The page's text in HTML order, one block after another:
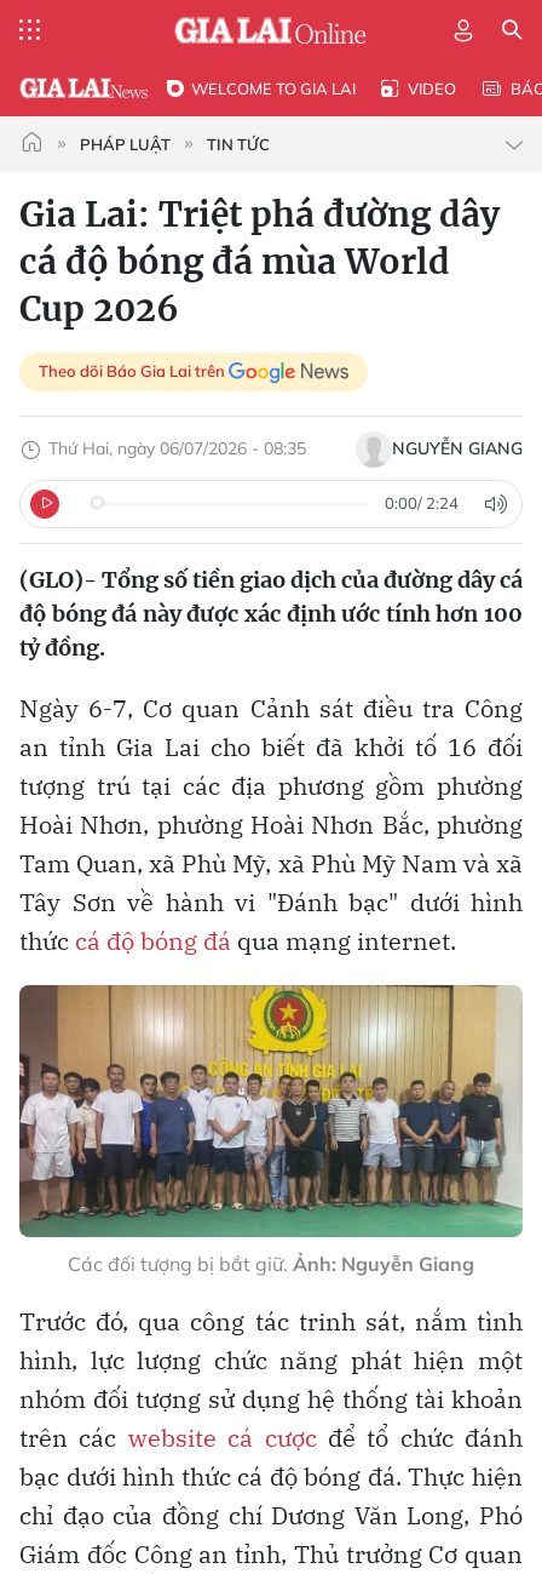
WELCOME TO GIA LAI VIDEO
PHÁP LUẬT TIN TỨC
Gia Lai: Triệt phá đường dây
cá độ bóng đá mùa World
Cup 2026
Theo dõi Báo Gia Lai trên
Thứ Hai, ngày 06/07/2026 - 08:35 NGUYỄN GIANG
0:00/ 2:24
(GLO)- Tổng số tiền giao dịch của đường dây cá
độ bóng đá này được xác định ước tính hơn 100
tỷ đồng.
Ngày 6-7, Cơ quan Cảnh sát điều tra Công
an tỉnh Gia Lai cho biết đã khởi tố 16 đối
tượng trú tại các địa phương gồm phường
Hoài Nhơn, phường Hoài Nhơn Bắc, phường
Tam Quan, xã Phù Mỹ, xã Phù Mỹ Nam và xã
Tây Sơn về hành vi "Đánh bạc" dưới hình
thức cá độ bóng đá qua mạng internet.
Các đối tượng bị bắt giữ. Ảnh: Nguyễn Giang
Trước đó, qua công tác trinh sát, nắm tình
hình, lực lượng chức năng phát hiện một
nhóm đối tượng sử dụng hệ thống tài khoản
trên các website cá cượcđể tổ chức đánh
bạc dưới hình thức cá độ bóng đá. Thực hiện
chỉ đạo của đồng chí Dương Văn Long, Phó
Giám đốc Công an tỉnh, Thủ trưởng Cơ quan